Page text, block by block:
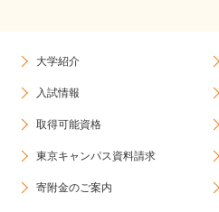
大学紹介
入試情報
取得可能資格
東京キャンパス資料請求
寄附金のご案内